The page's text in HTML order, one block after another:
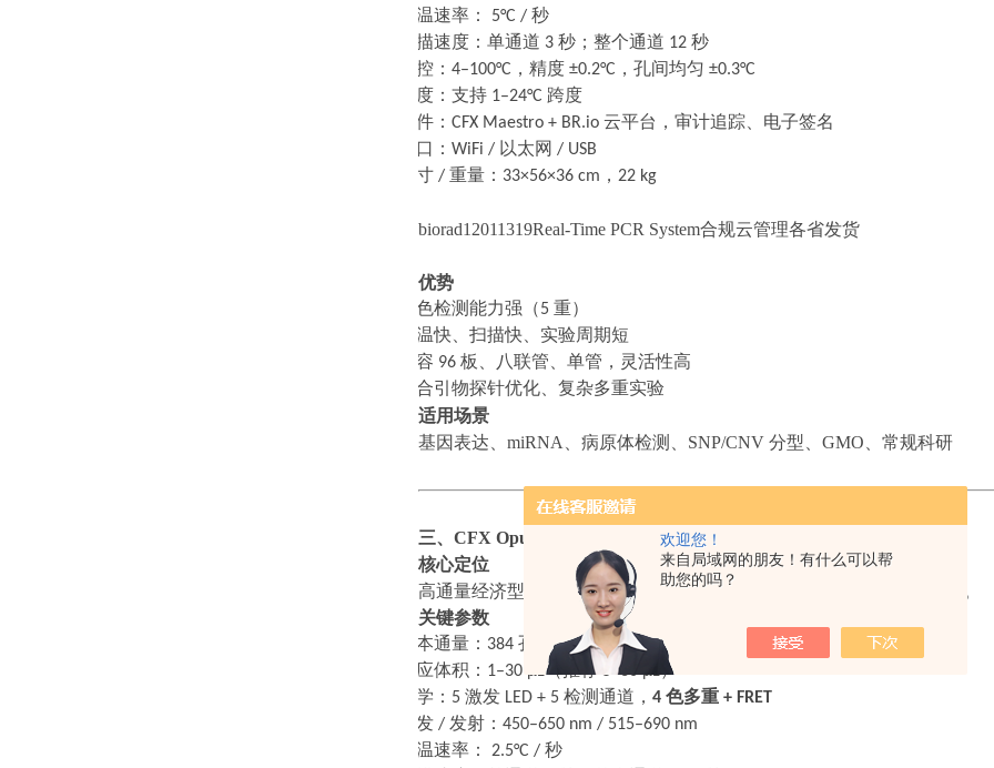
欢迎您！
来自局域网的朋友！有什么可以帮
助您的吗？
升温速率： 5°C / 秒
扫描速度：单通道 3 秒；整个通道 12 秒
温控： 4–100°C ，精度 ±0.2°C ，孔间均匀 ±0.3°C
梯度：支持 1–24°C 跨度
软件： CFX Maestro + BR.io 云平台，审计追踪、电子签名
接口： WiFi / 以太网 / USB
尺寸 / 重量： 33×56×36 cm ， 22 kg
biorad12011319Real-Time PCR System合规云管理各省发货
优势
多色检测能力强（ 5 重）
升温快、扫描快、实验周期短
兼容 96 板、八联管、单管，灵活性高
适合引物探针优化、复杂多重实验
适用场景
基因表达、 miRNA、病原体检测、SNP/CNV 分型、GMO、常规科研
三、 CFX Opus 384 详细介绍
核心定位
高通量经济型 qPCR，适合大批量样本、药物筛选、样本库、流行病学。
关键参数
样本通量： 384 孔（高密度）
反应体积： 1–30 μL（推荐 5–30 μL）
光学： 5 激发 LED + 5 检测通道， 4 色多重 + FRET
激发 / 发射： 450–650 nm / 515–690 nm
升温速率： 2.5°C / 秒